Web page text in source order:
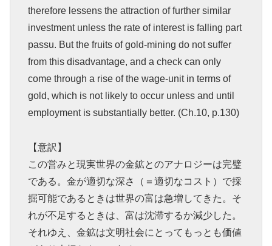
therefore lessens the attraction of further similar
investment unless the rate of interest is falling part
passu. But the fruits of gold-mining do not suffer
from this disadvantage, and a check can only
come through a rise of the wage-unit in terms of
gold, which is not likely to occur unless and until
employment is substantially better. (Ch.10, p.130)
【意訳】
この営みと現実世界の金鉱とのアナロジーは完璧
である。金が適切な深さ（＝適切なコスト）で採
掘可能であるときは世界の富は急増してきた。そ
れが不足するときは、富は沈滞するか減少した。
それゆえ、金鉱は文明社会にとってもっとも価値